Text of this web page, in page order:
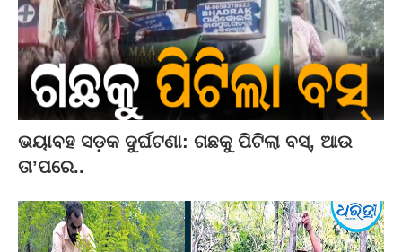
ଭୟାବହ ସଡ଼କ ଦୁର୍ଘଟଣା: ଗଛକୁ ପିଟିଲା ବସ୍‌, ଆଉ
ତା’ପରେ..